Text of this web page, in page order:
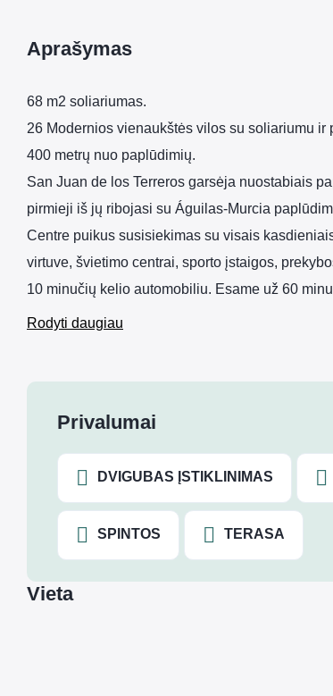
Aprašymas
68 m2 soliariumas.
26 Modernios vienaukštės vilos su soliariumu
400 metrų nuo paplūdimių.
San Juan de los Terreros garsėja nuostabiais
pirmieji iš jų ribojasi su Águilas-Murcia
Centre puikus susisiekimas su visais
virtuve, švietimo centrai, sporto įstaigos,
10 minučių kelio automobiliu. Esame už 60
Rodyti daugiau
Privalumai
DVIGUBAS ĮSTIKLINIMAS
SPINTOS TERASA
Vieta